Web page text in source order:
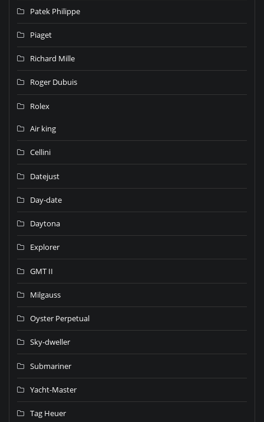
Patek Philippe
Piaget
Richard Mille
Roger Dubuis
Rolex
Air king
Cellini
Datejust
Day-date
Daytona
Explorer
GMT II
Milgauss
Oyster Perpetual
Sky-dweller
Submariner
Yacht-Master
Tag Heuer